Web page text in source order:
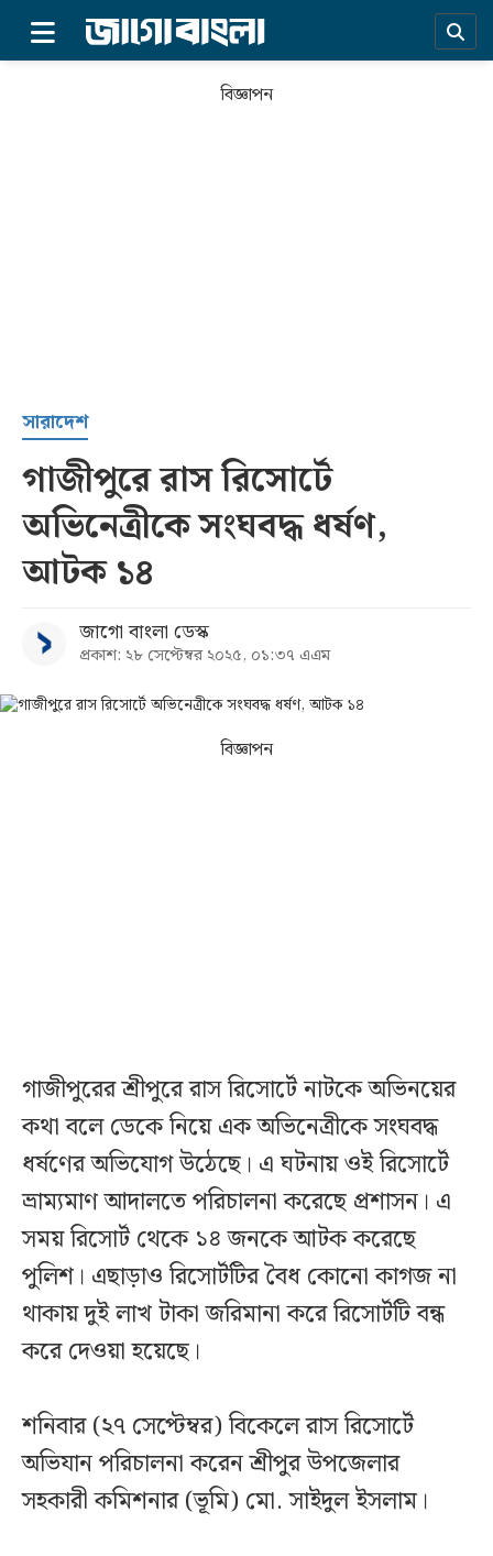
সর্বশেষ
সব
বিভাগ
আর্কাইভ
বিজ্ঞাপন
সারাদেশ
গাজীপুরে রাস রিসোর্টে
অভিনেত্রীকে সংঘবদ্ধ ধর্ষণ,
আটক ১৪
জাগো বাংলা ডেস্ক
প্রকাশ: ২৮ সেপ্টেম্বর ২০২৫, ০১:৩৭ এএম
বিজ্ঞাপন
গাজীপুরের শ্রীপুরে রাস রিসোর্টে নাটকে অভিনয়ের
কথা বলে ডেকে নিয়ে এক অভিনেত্রীকে সংঘবদ্ধ
ধর্ষণের অভিযোগ উঠেছে। এ ঘটনায় ওই রিসোর্টে
ভ্রাম্যমাণ আদালতে পরিচালনা করেছে প্রশাসন। এ
সময় রিসোর্ট থেকে ১৪ জনকে আটক করেছে
পুলিশ। এছাড়াও রিসোর্টটির বৈধ কোনো কাগজ না
থাকায় দুই লাখ টাকা জরিমানা করে রিসোর্টটি বন্ধ
করে দেওয়া হয়েছে।
শনিবার (২৭ সেপ্টেম্বর) বিকেলে রাস রিসোর্টে
অভিযান পরিচালনা করেন শ্রীপুর উপজেলার
সহকারী কমিশনার (ভূমি) মো. সাইদুল ইসলাম।